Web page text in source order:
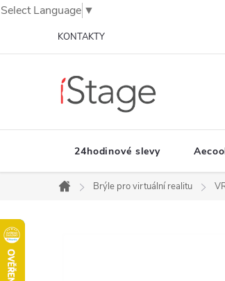
Select Language ▼
KONTAKTY
24hodinové slevy
Domov
Brýle pro virtuální realitu